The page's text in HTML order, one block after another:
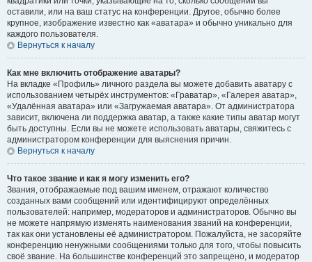
оставили, или на ваш статус на конференции. Другое, обычно более
крупное, изображение известно как «аватара» и обычно уникально для
каждого пользователя.
Вернуться к началу
Как мне включить отображение аватары?
На вкладке «Профиль» личного раздела вы можете добавить аватару с
использованием четырёх инструментов: «Граватар», «Галерея аватар»,
«Удалённая аватара» или «Загружаемая аватара». От администратора
зависит, включена ли поддержка аватар, а также какие типы аватар могут
быть доступны. Если вы не можете использовать аватары, свяжитесь с
администратором конференции для выяснения причин.
Вернуться к началу
Что такое звание и как я могу изменить его?
Звания, отображаемые под вашим именем, отражают количество
созданных вами сообщений или идентифицируют определённых
пользователей: например, модераторов и администраторов. Обычно вы
не можете напрямую изменять наименования званий на конференции,
так как они установлены её администратором. Пожалуйста, не засоряйте
конференцию ненужными сообщениями только для того, чтобы повысить
своё звание. На большинстве конференций это запрещено, и модератор